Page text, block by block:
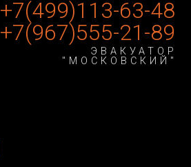
+7(499)113-63-48
+7(967)555-21-89
ЭВАКУАТОР
"МОСКОВСКИЙ"